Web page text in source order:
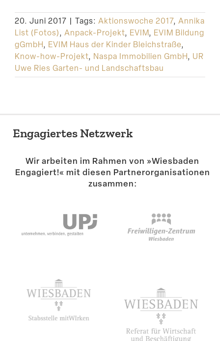
Suche
20. Juni 2017 | Tags: Aktionswoche 2017, Annika
List (Fotos), Anpack-Projekt, EVIM, EVIM Bildung
gGmbH, EVIM Haus der Kinder Bleichstraße,
Know-how-Projekt, Naspa Immobilien GmbH, UR
Uwe Ries Garten- und Landschaftsbau
Engagiertes Netzwerk
Wir arbeiten im Rahmen von »Wiesbaden
Engagiert!« mit diesen Partner­or­ga­ni­sa­tionen
zusammen: